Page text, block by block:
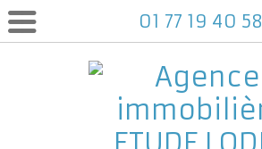
01 77 19 40 58